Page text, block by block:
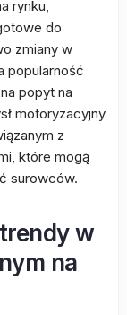
rynku,
do
zmiany w
popularność
popyt na
motoryzacyjny
z
które mogą
surowców.
w
na